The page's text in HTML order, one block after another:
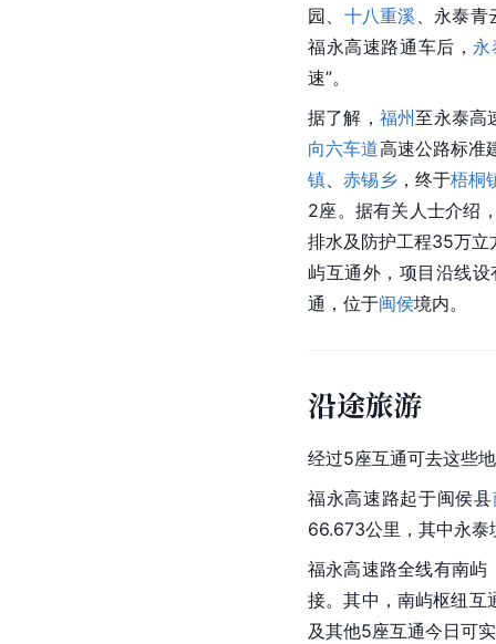
园、 十八重溪 、永泰
福永高速路通车后， 永
速”。
据了解， 福州至永泰高
向六车道高速公路标准
镇 、赤锡乡，终于梧桐
2座。据有关人士介绍
排水及防护工程35万立
屿互通外，项目沿线设
通，位于闽侯境内。
沿途旅游
经过5座互通可去这些
福永高速路起于闽侯县
66.673公里，其中永
福永高速路全线有南
接。其中，南屿枢纽互
及其他5座互通今日可